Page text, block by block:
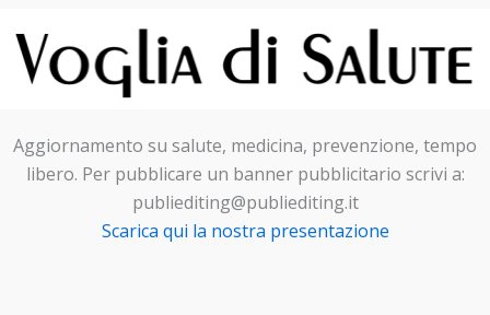
Aggiornamento su salute, medicina, prevenzione, tempo
libero. Per pubblicare un banner pubblicitario scrivi a:
publiediting@publiediting.it
Scarica qui la nostra presentazione